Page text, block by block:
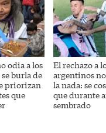
odia a los
burla de
priorizan
que
El rechazo a
argentinos
la nada: se
que durante
sembrado